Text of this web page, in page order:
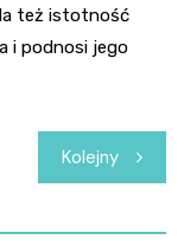
też istotność
i podnosi jego
Kolejny